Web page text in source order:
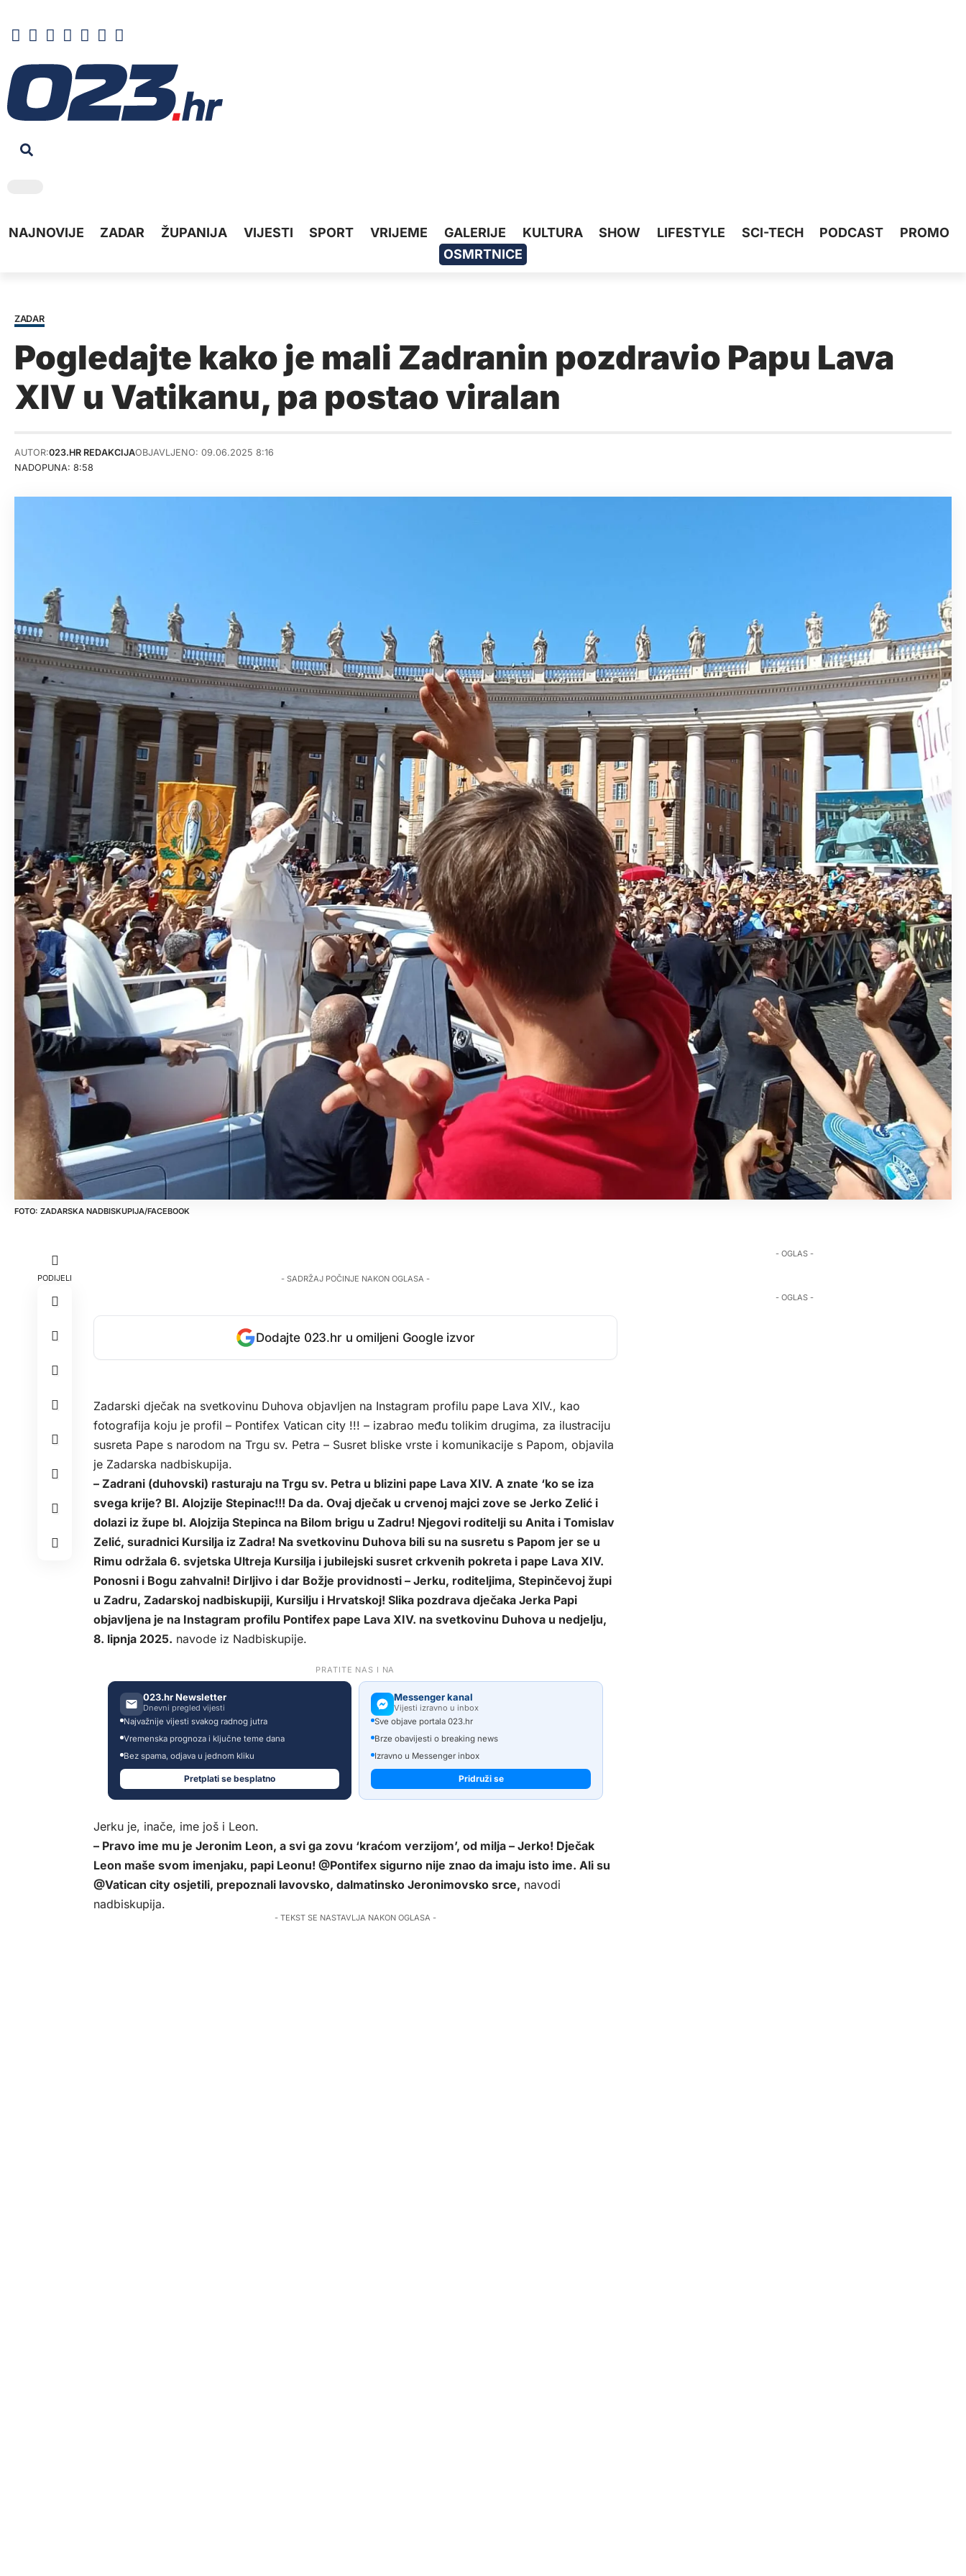
NAJNOVIJE ZADAR ŽUPANIJA VIJESTI SPORT VRIJEME GALERIJE KULTURA SHOW LIFESTYLE SCI-TECH PODCAST
PROMO
OSMRTNICE
ZADAR
Pogledajte kako je mali Zadranin pozdravio Papu Lava
XIV u Vatikanu, pa postao viralan
NADOPUNA: 8:58
AUTOR:023.HR REDAKCIJAOBJAVLJENO: 09.06.2025 8:16
ZADARSKA NADBISKUPIJA/FACEBOOK
PODIJELI - SADRŽAJ POČINJE NAKON OGLASA -
Dodajte 023.hr u omiljeni Google izvor
Zadarski dječak na svetkovinu Duhova objavljen na Instagram profilu pape Lava XIV., kao
fotografija koju je profil – Pontifex Vatican city !!! – izabrao među tolikim drugima, za ilustraciju
susreta Pape s narodom na Trgu sv. Petra – Susret bliske vrste i komunikacije s Papom, objavila
je Zadarska nadbiskupija.
– Zadrani (duhovski) rasturaju na Trgu sv. Petra u blizini pape Lava XIV. A znate ‘ko se iza
svega krije? Bl. Alojzije Stepinac!!! Da da. Ovaj dječak u crvenoj majci zove se Jerko Zelić i
dolazi iz župe bl. Alojzija Stepinca na Bilom brigu u Zadru! Njegovi roditelji su Anita i Tomislav
Zelić, suradnici Kursilja iz Zadra! Na svetkovinu Duhova bili su na susretu s Papom jer se u
Rimu održala 6. svjetska Ultreja Kursilja i jubilejski susret crkvenih pokreta i pape Lava XIV.
Ponosni i Bogu zahvalni! Dirljivo i dar Božje providnosti – Jerku, roditeljima, Stepinčevoj župi
u Zadru, Zadarskoj nadbiskupiji, Kursilju i Hrvatskoj! Slika pozdrava dječaka Jerka Papi
objavljena je na Instagram profilu Pontifex pape Lava XIV. na svetkovinu Duhova u nedjelju,
8. lipnja 2025. navode iz Nadbiskupije.
PRATITE NAS I NA
023.hr Newsletter
Dnevni pregled vijesti
Najvažnije vijesti svakog radnog jutra
Vremenska prognoza i ključne teme dana
Bez spama, odjava u jednom kliku
Pretplati se besplatno
Messenger kanal
Vijesti izravno u inbox
Sve objave portala 023.hr
Brze obavijesti o breaking news
Izravno u Messenger inbox
Pridruži se
Jerku je, inače, ime još i Leon.
– Pravo ime mu je Jeronim Leon, a svi ga zovu ‘kraćom verzijom’, od milja – Jerko! Dječak
Leon maše svom imenjaku, papi Leonu! @Pontifex sigurno nije znao da imaju isto ime. Ali su
@Vatican city osjetili, prepoznali lavovsko, dalmatinsko Jeronimovsko srce, navodi
nadbiskupija.
- TEKST SE NASTAVLJA NAKON OGLASA -
- OGLAS -
- OGLAS -